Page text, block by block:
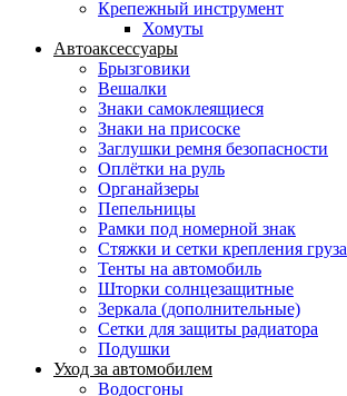
Крепежный инструмент
Хомуты
Автоаксессуары
Брызговики
Вешалки
Знаки самоклеящиеся
Знаки на присоске
Заглушки ремня безопасности
Оплётки на руль
Органайзеры
Пепельницы
Рамки под номерной знак
Стяжки и сетки крепления груза
Тенты на автомобиль
Шторки солнцезащитные
Зеркала (дополнительные)
Сетки для защиты радиатора
Подушки
Уход за автомобилем
Водосгоны